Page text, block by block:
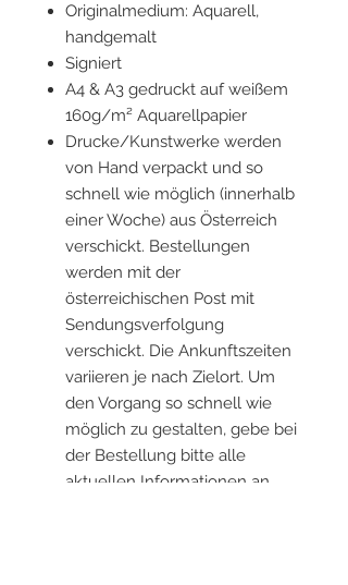
Originalmedium: Aquarell,
handgemalt
Signiert
A4 & A3 gedruckt auf weißem
160g/m² Aquarellpapier
Drucke/Kunstwerke werden
von Hand verpackt und so
schnell wie möglich (innerhalb
einer Woche) aus Österreich
verschickt. Bestellungen
werden mit der
österreichischen Post mit
Sendungsverfolgung
verschickt. Die Ankunftszeiten
variieren je nach Zielort. Um
den Vorgang so schnell wie
möglich zu gestalten, gebe bei
der Bestellung bitte alle
aktuellen Informationen an.